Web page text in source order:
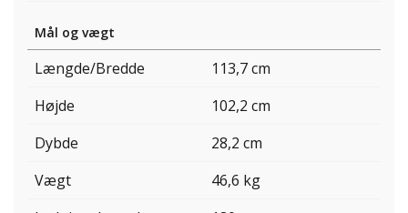
Mål og vægt
Længde/Bredde
113,7 cm
Højde
102,2 cm
Dybde
28,2 cm
Vægt
46,6 kg